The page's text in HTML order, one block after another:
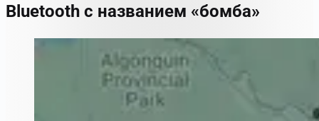
Bluetooth с названием «бомба»